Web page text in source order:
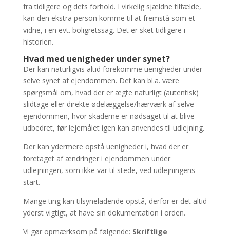
fra tidligere og dets forhold. I virkelig sjældne tilfælde,
kan den ekstra person komme til at fremstå som et
vidne, i en evt. boligretssag. Det er sket tidligere i
historien.
Hvad med uenigheder under synet?
Der kan naturligvis altid forekomme uenigheder under
selve synet af ejendommen. Det kan bl.a. være
spørgsmål om, hvad der er ægte naturligt (autentisk)
slidtage eller direkte ødelæggelse/hærværk af selve
ejendommen, hvor skaderne er nødsaget til at blive
udbedret, før lejemålet igen kan anvendes til udlejning.
Der kan ydermere opstå uenigheder i, hvad der er
foretaget af ændringer i ejendommen under
udlejningen, som ikke var til stede, ved udlejningens
start.
Mange ting kan tilsyneladende opstå, derfor er det altid
yderst vigtigt, at have sin dokumentation i orden.
Vi gør opmærksom på følgende: Skriftlige